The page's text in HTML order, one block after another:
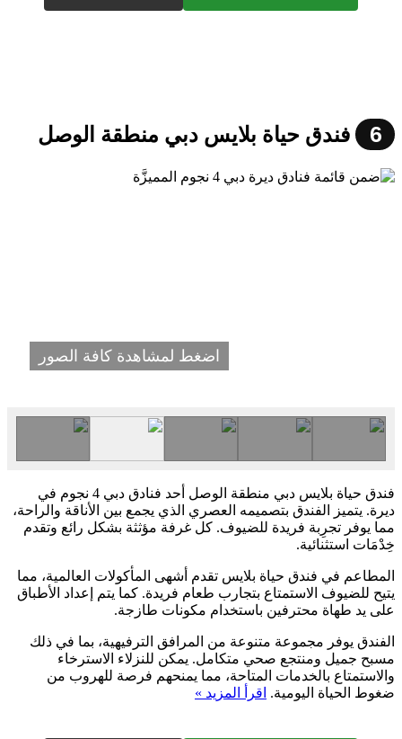
6 فندق حياة بلايس دبي منطقة الوصل
اضغط لمشاهدة كافة الصور
فندق حياة بلايس دبي منطقة الوصل أحد فنادق دبي 4 نجوم في
ديرة. يتميز الفندق بتصميمه العصري الذي يجمع بين الأناقة والراحة،
مما يوفر تجرِبة فريدة للضيوف. كل غرفة مؤثثة بشكل رائع وتقدم
خِدْمَات استثنائية.
المطاعم في فندق حياة بلايس تقدم أشهى المأكولات العالمية، مما
يتيح للضيوف الاستمتاع بتجارب طعام فريدة. كما يتم إعداد الأطباق
على يد طهاة محترفين باستخدام مكونات طازجة.
الفندق يوفر مجموعة متنوعة من المرافق الترفيهية، بما في ذلك
مسبح جميل ومنتجع صحي متكامل. يمكن للنزلاء الاسترخاء
والاستمتاع بالخدمات المتاحة، مما يمنحهم فرصة للهروب من
ضغوط الحياة اليومية. اقرأ المزيد »